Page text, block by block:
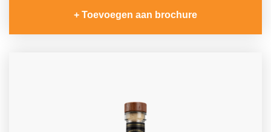
+ Toevoegen aan brochure